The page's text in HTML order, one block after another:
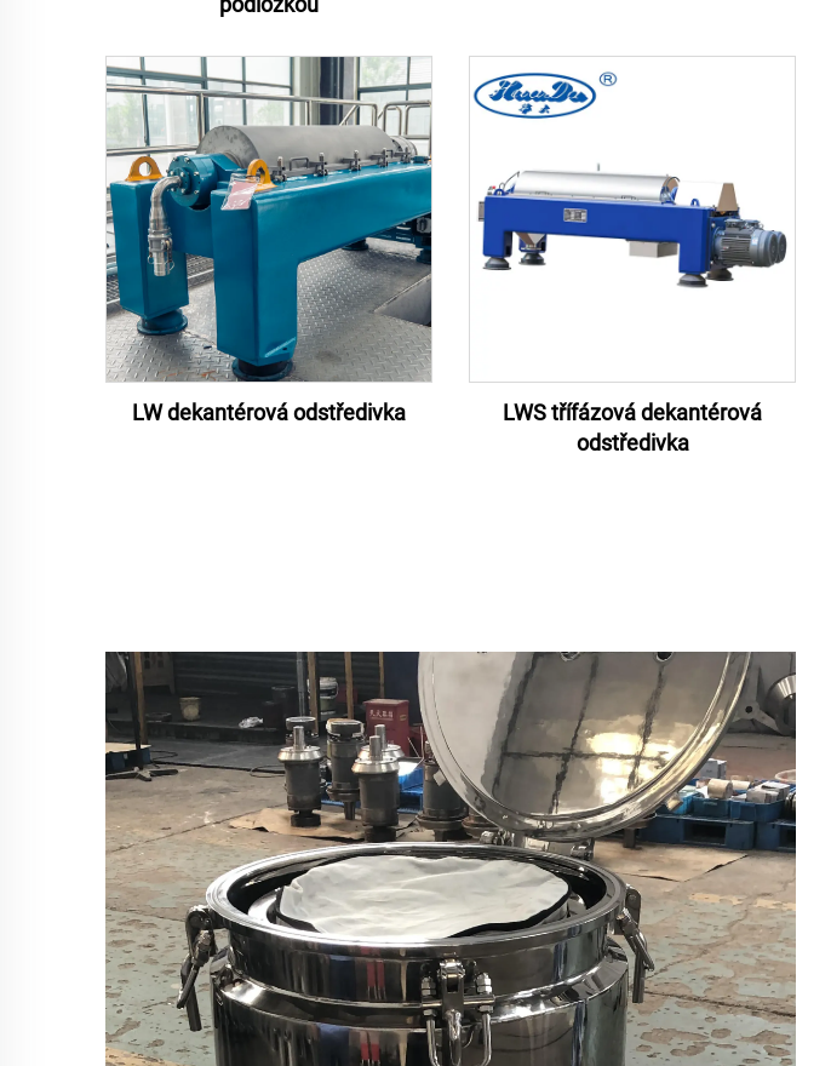
LW dekantérová odstředivka
LWS třífázová dekantérová
odstředivka